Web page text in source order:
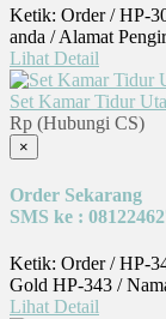
Ketik: Order / HP-
anda / Alamat
Lihat Detail
Set Kamar Tidur
Rp (Hubungi CS)
×
Order Sekarang
SMS ke :
Ketik: Order / HP-
Gold HP-343 /
Lihat Detail